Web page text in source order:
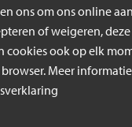
ons om ons online
of weigeren,
cookies ook op elk
Meer